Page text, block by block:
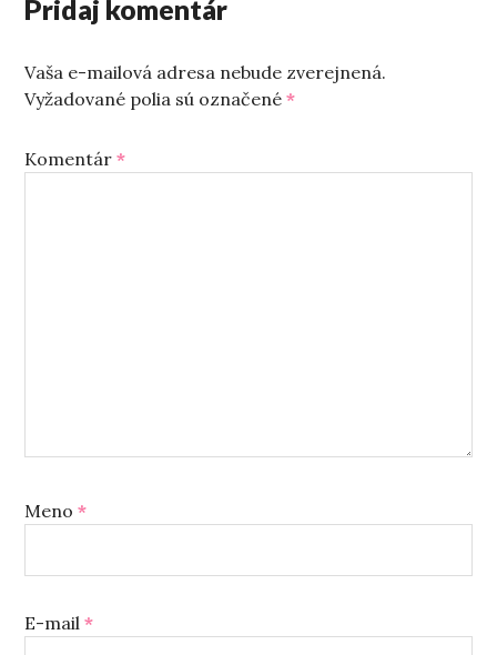
Pridaj komentár
Vaša e-mailová adresa nebude zverejnená.
Vyžadované polia sú označené*
Komentár*
Meno*
E-mail*